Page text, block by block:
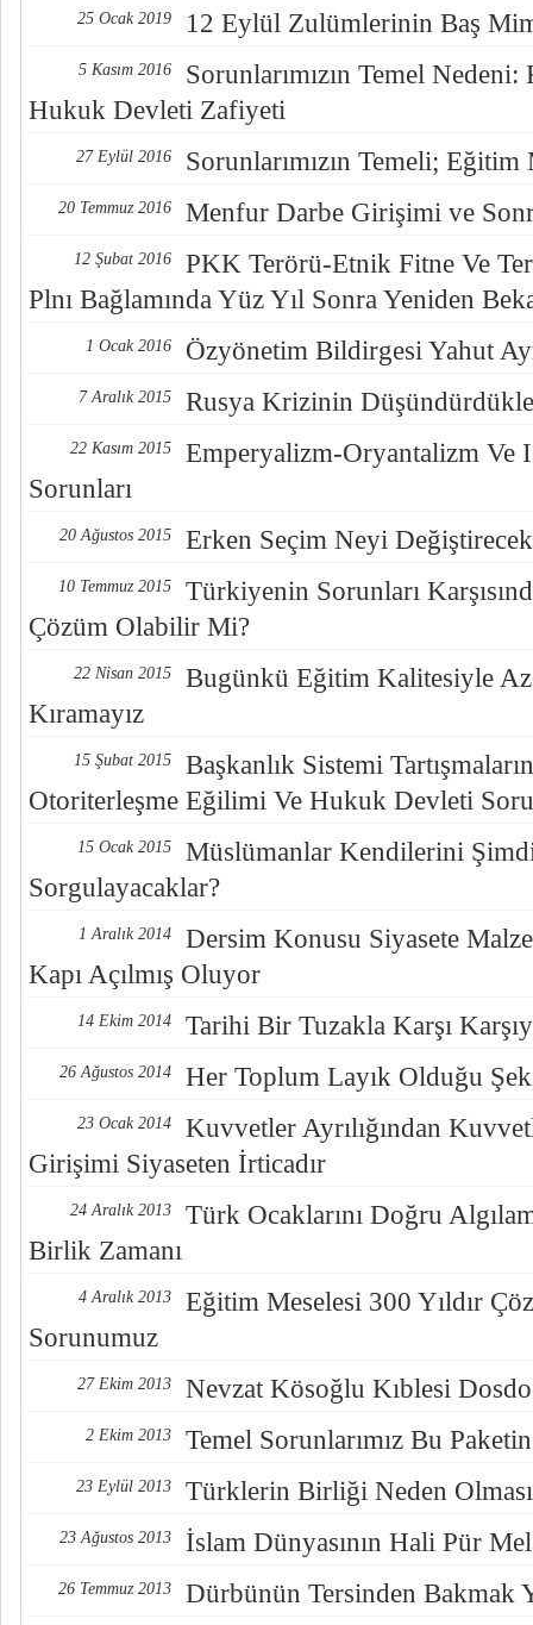
25 Ocak 2019 12 Eylül Zulümlerinin Baş
5 Kasım 2016
Sorunlarımızın Temel
Hukuk Devleti Zafiyeti
27 Eylül 2016 Sorunlarımızın Temeli; Eğitim
20 Temmuz 2016 Menfur Darbe Girişimi ve
12 Şubat 2016
PKK Terörü-Etnik Fitne Ve
Plnı Bağlamında Yüz Yıl Sonra Yeniden
1 Ocak 2016 Özyönetim Bildirgesi Yahut
7 Aralık 2015 Rusya Krizinin
22 Kasım 2015
Emperyalizm-Oryantalizm Ve
Sorunları
20 Ağustos 2015 Erken Seçim Neyi
10 Temmuz 2015
Türkiyenin Sorunları
Çözüm Olabilir Mi?
22 Nisan 2015
Bugünkü Eğitim Kalitesiyle
Kıramayız
15 Şubat 2015
Başkanlık Sistemi
Otoriterleşme Eğilimi Ve Hukuk Devleti
15 Ocak 2015
Müslümanlar Kendilerini
Sorgulayacaklar?
1 Aralık 2014
Dersim Konusu Siyasete
Kapı Açılmış Oluyor
14 Ekim 2014 Tarihi Bir Tuzakla Karşı
26 Ağustos 2014 Her Toplum Layık Olduğu
23 Ocak 2014
Kuvvetler Ayrılığından
Girişimi Siyaseten İrticadır
24 Aralık 2013
Türk Ocaklarını Doğru
Birlik Zamanı
4 Aralık 2013
Eğitim Meselesi 300 Yıldır
Sorunumuz
27 Ekim 2013 Nevzat Kösoğlu Kıblesi
2 Ekim 2013 Temel Sorunlarımız Bu
23 Eylül 2013 Türklerin Birliği Neden
23 Ağustos 2013 İslam Dünyasının Hali Pür
26 Temmuz 2013 Dürbünün Tersinden Bakmak